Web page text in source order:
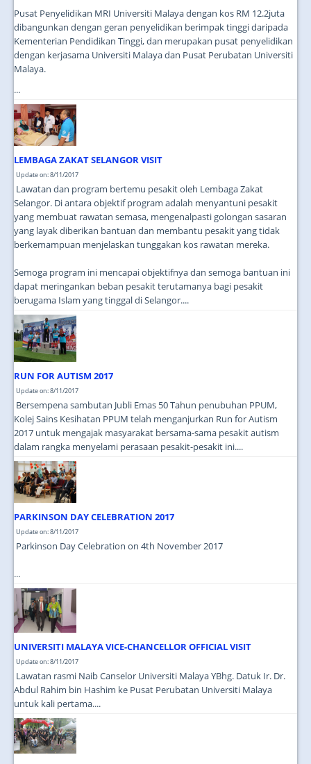
Pusat Penyelidikan MRI Universiti Malaya dengan kos RM 12.2juta
dibangunkan dengan geran penyelidikan berimpak tinggi daripada
Kementerian Pendidikan Tinggi, dan merupakan pusat penyelidikan
dengan kerjasama Universiti Malaya dan Pusat Perubatan Universiti
Malaya.
...
LEMBAGA ZAKAT SELANGOR VISIT
Update on: 8/11/2017
Lawatan dan program bertemu pesakit oleh Lembaga Zakat
Selangor. Di antara objektif program adalah menyantuni pesakit
yang membuat rawatan semasa, mengenalpasti golongan sasaran
yang layak diberikan bantuan dan membantu pesakit yang tidak
berkemampuan menjelaskan tunggakan kos rawatan mereka.
Semoga program ini mencapai objektifnya dan semoga bantuan ini
dapat meringankan beban pesakit terutamanya bagi pesakit
berugama Islam yang tinggal di Selangor....
RUN FOR AUTISM 2017
Update on: 8/11/2017
Bersempena sambutan Jubli Emas 50 Tahun penubuhan PPUM,
Kolej Sains Kesihatan PPUM telah menganjurkan Run for Autism
2017 untuk mengajak masyarakat bersama-sama pesakit autism
dalam rangka menyelami perasaan pesakit-pesakit ini....
PARKINSON DAY CELEBRATION 2017
Update on: 8/11/2017
Parkinson Day Celebration on 4th November 2017
...
UNIVERSITI MALAYA VICE-CHANCELLOR OFFICIAL VISIT
Update on: 8/11/2017
Lawatan rasmi Naib Canselor Universiti Malaya YBhg. Datuk Ir. Dr.
Abdul Rahim bin Hashim ke Pusat Perubatan Universiti Malaya
untuk kali pertama....